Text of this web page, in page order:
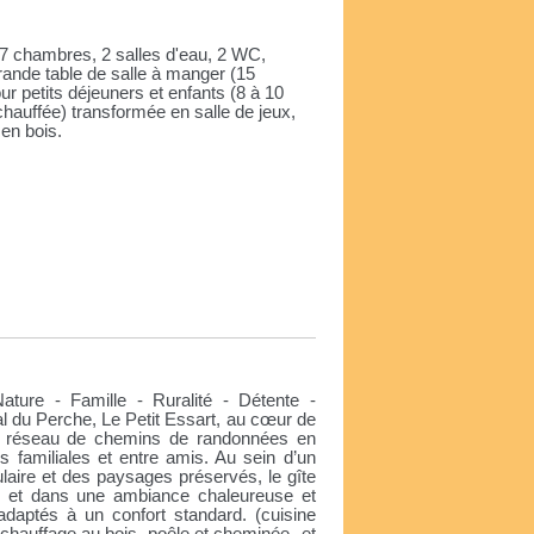
chambres, 2 salles d'eau, 2 WC,
table de salle à manger (15
petits déjeuners et enfants (8 à 10
transformée en salle de jeux,
bois.
- Famille - Ruralité - Détente -
du Perche, Le Petit Essart, au cœur de
de chemins de randonnées en
familiales et entre amis. Au sein d’un
et des paysages préservés, le gîte
dans une ambiance chaleureuse et
à un confort standard. (cuisine